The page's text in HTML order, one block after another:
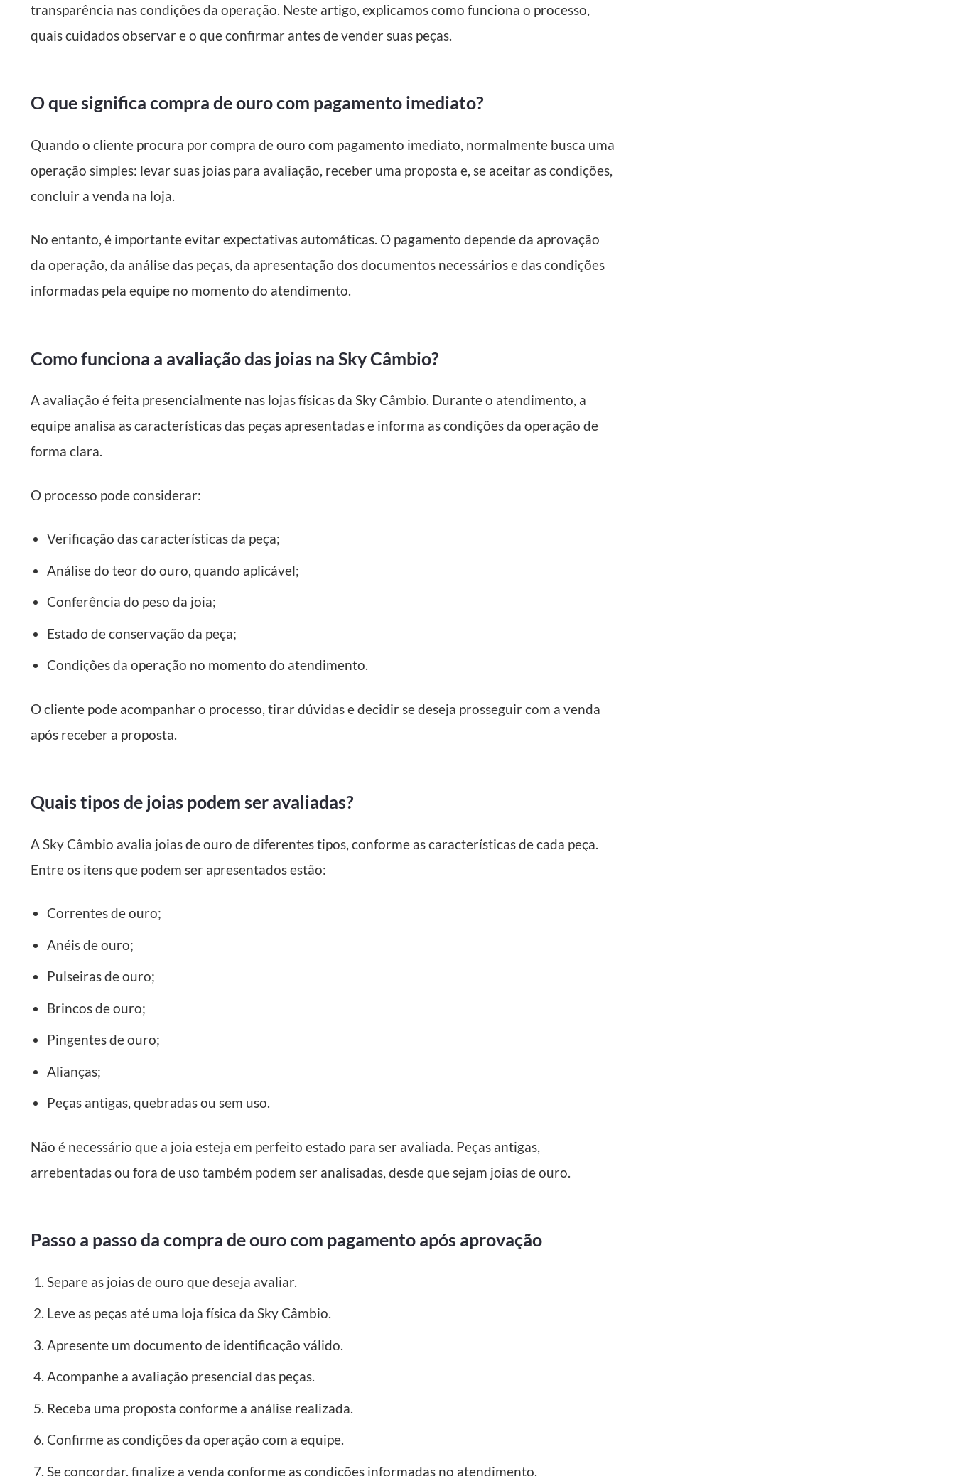
transparência nas condições da operação. Neste artigo, explicamos como funciona o processo,
quais cuidados observar e o que confirmar antes de vender suas peças.
O que significa compra de ouro com pagamento imediato?
Quando o cliente procura por compra de ouro com pagamento imediato, normalmente busca uma
operação simples: levar suas joias para avaliação, receber uma proposta e, se aceitar as condições,
concluir a venda na loja.
No entanto, é importante evitar expectativas automáticas. O pagamento depende da aprovação
da operação, da análise das peças, da apresentação dos documentos necessários e das condições
informadas pela equipe no momento do atendimento.
Como funciona a avaliação das joias na Sky Câmbio?
A avaliação é feita presencialmente nas lojas físicas da Sky Câmbio. Durante o atendimento, a
equipe analisa as características das peças apresentadas e informa as condições da operação de
forma clara.
O processo pode considerar:
Verificação das características da peça;
Análise do teor do ouro, quando aplicável;
Conferência do peso da joia;
Estado de conservação da peça;
Condições da operação no momento do atendimento.
O cliente pode acompanhar o processo, tirar dúvidas e decidir se deseja prosseguir com a venda
após receber a proposta.
Quais tipos de joias podem ser avaliadas?
A Sky Câmbio avalia joias de ouro de diferentes tipos, conforme as características de cada peça.
Entre os itens que podem ser apresentados estão:
Correntes de ouro;
Anéis de ouro;
Pulseiras de ouro;
Brincos de ouro;
Pingentes de ouro;
Alianças;
Peças antigas, quebradas ou sem uso.
Não é necessário que a joia esteja em perfeito estado para ser avaliada. Peças antigas,
arrebentadas ou fora de uso também podem ser analisadas, desde que sejam joias de ouro.
Passo a passo da compra de ouro com pagamento após aprovação
Separe as joias de ouro que deseja avaliar.
Leve as peças até uma loja física da Sky Câmbio.
Apresente um documento de identificação válido.
Acompanhe a avaliação presencial das peças.
Receba uma proposta conforme a análise realizada.
Confirme as condições da operação com a equipe.
Se concordar, finalize a venda conforme as condições informadas no atendimento.